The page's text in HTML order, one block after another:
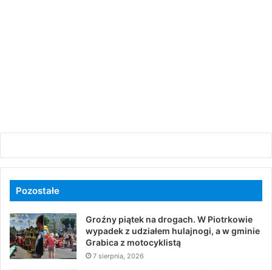
Pozostałe
Groźny piątek na drogach. W Piotrkowie
wypadek z udziałem hulajnogi, a w gminie
Grabica z motocyklistą
7 sierpnia, 2026